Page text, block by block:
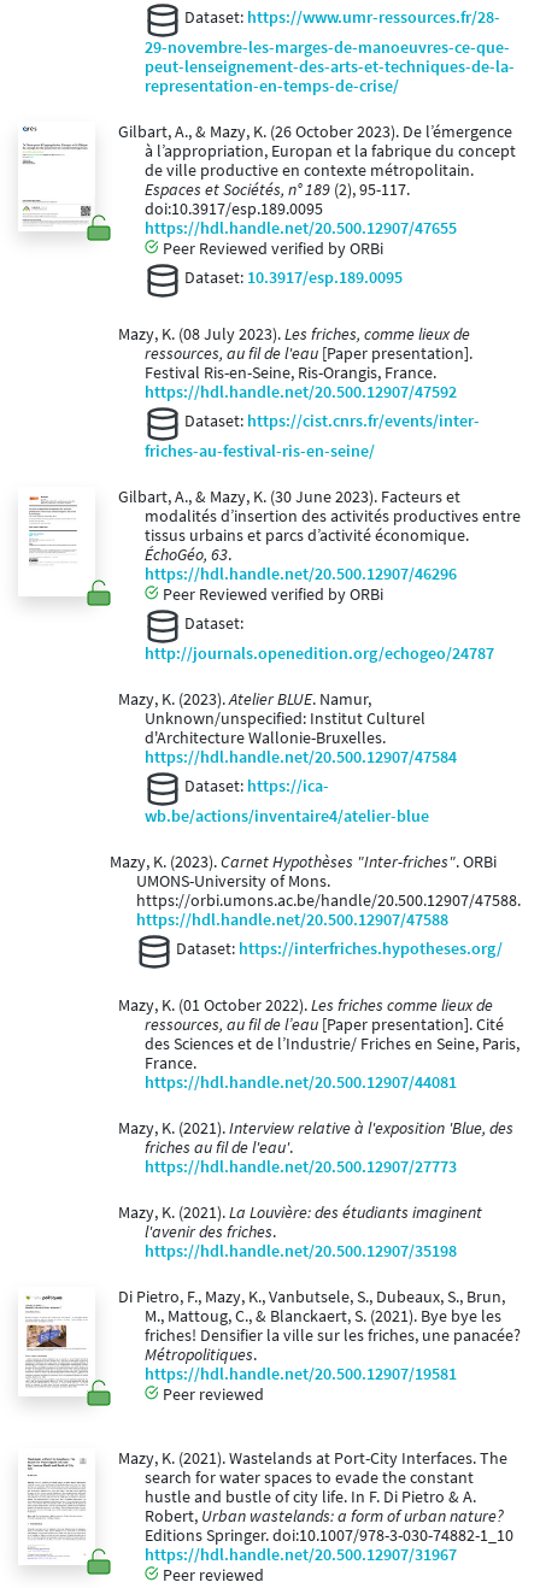
Dataset: https://www.umr-ressources.fr/28-
29-novembre-les-marges-de-manoeuvres-ce-que-
peut-lenseignement-des-arts-et-techniques-de-la-
representation-en-temps-de-crise/
Gilbart, A., & Mazy, K. (26 October 2023). De l’émergence
à l’appropriation, Europan et la fabrique du concept
de ville productive en contexte métropolitain.
Espaces et Sociétés, n° 189 (2), 95-117.
doi:10.3917/esp.189.0095
https://hdl.handle.net/20.500.12907/47655
Peer Reviewed verified by ORBi
Dataset: 10.3917/esp.189.0095
Mazy, K. (08 July 2023).Les friches, comme lieux de
ressources, au fil de l'eau [Paper presentation].
Festival Ris-en-Seine, Ris-Orangis, France.
https://hdl.handle.net/20.500.12907/47592
Dataset: https://cist.cnrs.fr/events/inter-
friches-au-festival-ris-en-seine/
Gilbart, A., & Mazy, K. (30 June 2023). Facteurs et
modalités d’insertion des activités productives entre
tissus urbains et parcs d’activité économique.
ÉchoGéo, 63.
https://hdl.handle.net/20.500.12907/46296
Peer Reviewed verified by ORBi
Dataset:
http://journals.openedition.org/echogeo/24787
Mazy, K. (2023).Atelier BLUE. Namur,
Unknown/unspecified: Institut Culturel
d'Architecture Wallonie-Bruxelles.
https://hdl.handle.net/20.500.12907/47584
Dataset: https://ica-
wb.be/actions/inventaire4/atelier-blue
Mazy, K. (2023).Carnet Hypothèses "Inter-friches". ORBi
UMONS-University of Mons.
https://orbi.umons.ac.be/handle/20.500.12907/47588.
https://hdl.handle.net/20.500.12907/47588
Dataset: https://interfriches.hypotheses.org/
Mazy, K. (01 October 2022).Les friches comme lieux de
ressources, au fil de l’eau [Paper presentation]. Cité
des Sciences et de l’Industrie/ Friches en Seine, Paris,
France.
https://hdl.handle.net/20.500.12907/44081
Mazy, K. (2021).Interview relative à l'exposition 'Blue, des
friches au fil de l'eau'.
https://hdl.handle.net/20.500.12907/27773
Mazy, K. (2021).La Louvière: des étudiants imaginent
l'avenir des friches.
https://hdl.handle.net/20.500.12907/35198
Di Pietro, F., Mazy, K., Vanbutsele, S., Dubeaux, S., Brun,
M., Mattoug, C., & Blanckaert, S. (2021). Bye bye les
friches! Densifier la ville sur les friches, une panacée?
Métropolitiques.
https://hdl.handle.net/20.500.12907/19581
Peer reviewed
Mazy, K. (2021). Wastelands at Port-City Interfaces. The
search for water spaces to evade the constant
hustle and bustle of city life. In F. Di Pietro & A.
Robert, Urban wastelands: a form of urban nature?
Editions Springer. doi:10.1007/978-3-030-74882-1_10
https://hdl.handle.net/20.500.12907/31967
Peer reviewed